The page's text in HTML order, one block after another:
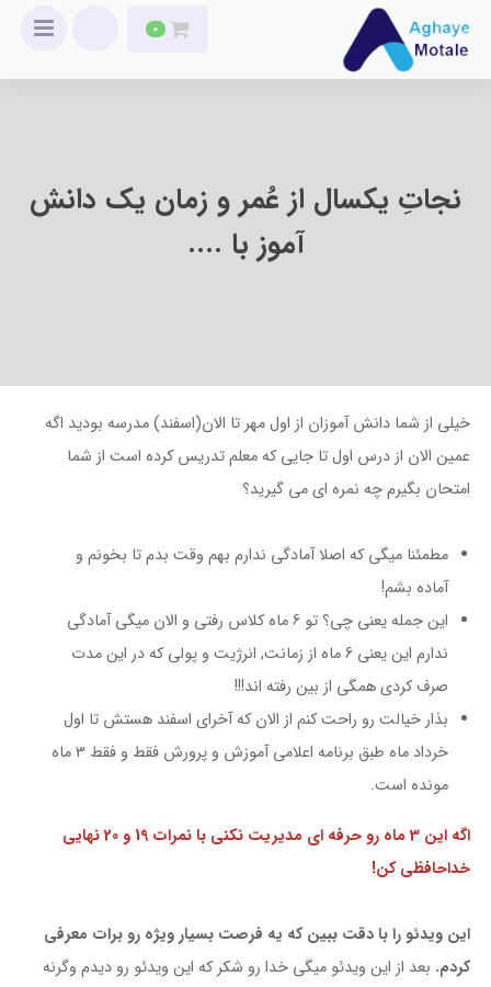
0
نجاتِ یکسال از عُمر و زمان یک دانش
آموز با ....
خیلی از شما دانش آموزان از اول مهر تا الان(اسفند) مدرسه بودید اگه
عمین الان از درس اول تا جایی که معلم تدریس کرده است از شما
امتحان بگیرم چه نمره ای می گیرید؟
مطمئنا میگی که اصلا آمادگی ندارم بهم وقت بدم تا بخونم و
آماده بشم!
این جمله یعنی چی؟ تو 6 ماه کلاس رفتی و الان میگی آمادگی
ندارم این یعنی 6 ماه از زمانت, انرژیت و پولی که در این مدت
صرف کردی همگی از بین رفته اند!!!
بذار خیالت رو راحت کنم از الان که آخرای اسفند هستش تا اول
خرداد ماه طبق برنامه اعلامی آموزش و پرورش فقط و فقط 3 ماه
مونده است.
اگه این 3 ماه رو حرفه ای مدیریت نکنی با نمرات 19 و 20 نهایی
خداحافظی کن!
این ویدئو را با دقت ببین که یه فرصت بسیار ویژه رو برات معرفی
کردم. بعد از این ویدئو میگی خدا رو شکر که این ویدئو رو دیدم وگرنه